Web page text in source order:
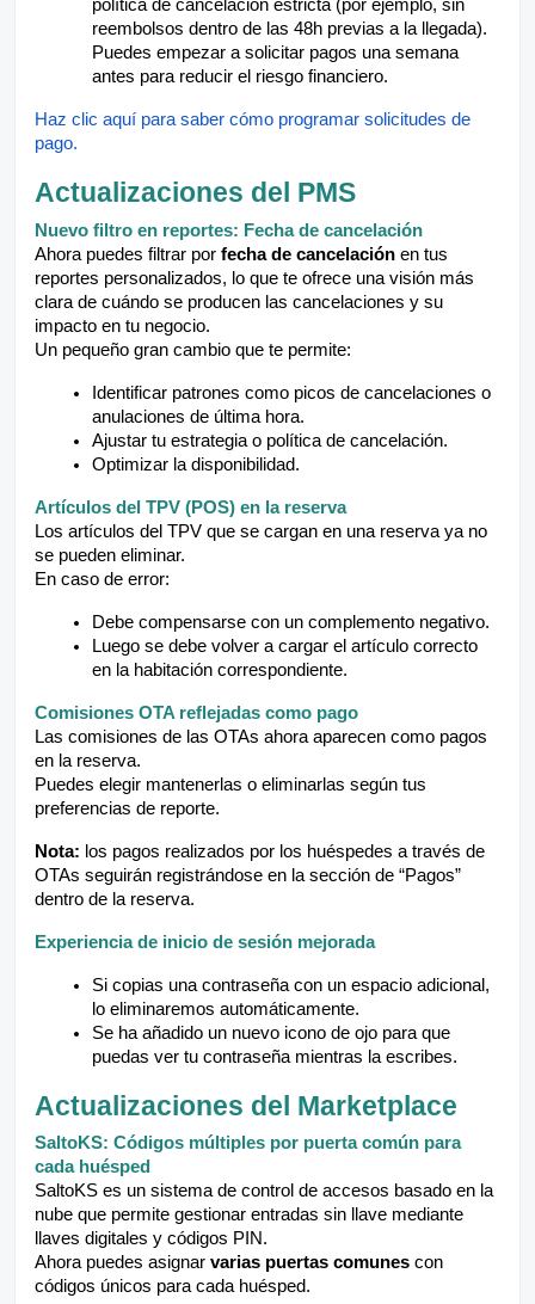
política de cancelación estricta (por ejemplo, sin
reembolsos dentro de las 48h previas a la llegada).
Puedes empezar a solicitar pagos una semana
antes para reducir el riesgo financiero.
Haz clic aquí para saber cómo programar solicitudes de
pago.
Actualizaciones del PMS
Nuevo filtro en reportes: Fecha de cancelación
Ahora puedes filtrar por fecha de cancelación en tus
reportes personalizados, lo que te ofrece una visión más
clara de cuándo se producen las cancelaciones y su
impacto en tu negocio.
Un pequeño gran cambio que te permite:
Identificar patrones como picos de cancelaciones o
anulaciones de última hora.
Ajustar tu estrategia o política de cancelación.
Optimizar la disponibilidad.
Artículos del TPV (POS) en la reserva
Los artículos del TPV que se cargan en una reserva ya no
se pueden eliminar.
En caso de error:
Debe compensarse con un complemento negativo.
Luego se debe volver a cargar el artículo correcto
en la habitación correspondiente.
Comisiones OTA reflejadas como pago
Las comisiones de las OTAs ahora aparecen como pagos
en la reserva.
Puedes elegir mantenerlas o eliminarlas según tus
preferencias de reporte.
Nota: los pagos realizados por los huéspedes a través de
OTAs seguirán registrándose en la sección de “Pagos”
dentro de la reserva.
Experiencia de inicio de sesión mejorada
Si copias una contraseña con un espacio adicional,
lo eliminaremos automáticamente.
Se ha añadido un nuevo icono de ojo para que
puedas ver tu contraseña mientras la escribes.
Actualizaciones del Marketplace
SaltoKS: Códigos múltiples por puerta común para
cada huésped
SaltoKS es un sistema de control de accesos basado en la
nube que permite gestionar entradas sin llave mediante
llaves digitales y códigos PIN.
Ahora puedes asignar varias puertas comunes con
códigos únicos para cada huésped.